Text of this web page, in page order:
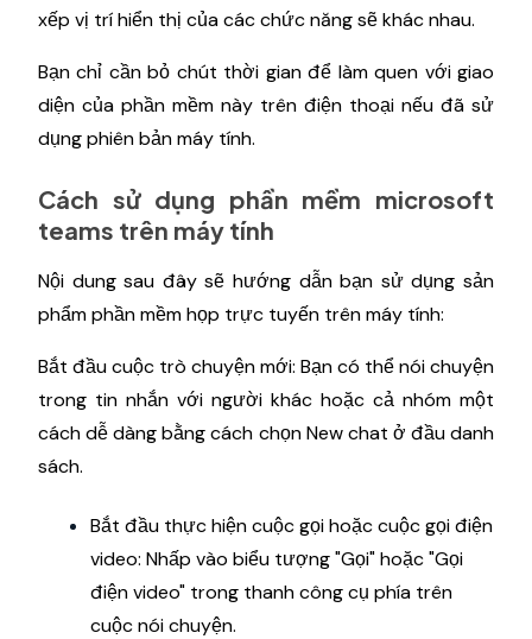
xếp vị trí hiển thị của các chức năng sẽ khác nhau.
Bạn chỉ cần bỏ chút thời gian để làm quen với giao
diện của phần mềm này trên điện thoại nếu đã sử
dụng phiên bản máy tính.
Cách sử dụng phần mềm microsoft
teams trên máy tính
Nội dung sau đây sẽ hướng dẫn bạn sử dụng sản
phẩm phần mềm họp trực tuyến trên máy tính:
Bắt đầu cuộc trò chuyện mới: Bạn có thể nói chuyện
trong tin nhắn với người khác hoặc cả nhóm một
cách dễ dàng bằng cách chọn New chat ở đầu danh
sách.
Bắt đầu thực hiện cuộc gọi hoặc cuộc gọi điện
video: Nhấp vào biểu tượng "Gọi" hoặc "Gọi
điện video" trong thanh công cụ phía trên
cuộc nói chuyện.